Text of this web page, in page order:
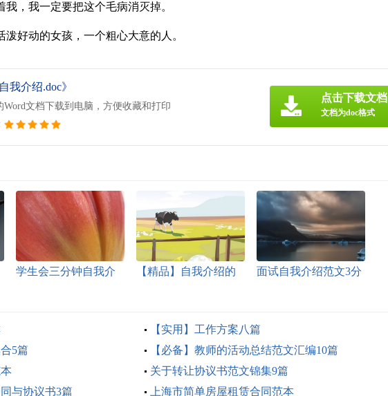
，我一定要把这个毛病消灭掉。
泼好动的女孩，一个粗心大意的人。
我介绍.doc》
Word文档下载到电脑，方便收藏和打印
点击下载文档
文档为doc格式
学生会三分钟自我介
【精品】自我介绍的
面试自我介绍范文3分
【实用】工作方案八篇
5篇
【必备】教师的活动总结范文汇编10篇
关于转让协议书范文锦集9篇
与协议书3篇
上海市简单房屋租赁合同范本